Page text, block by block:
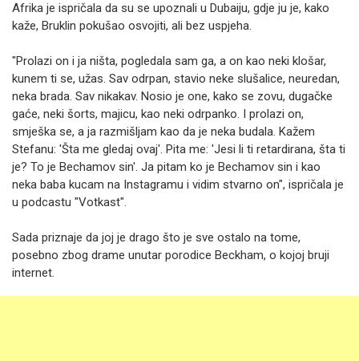
Afrika je ispričala da su se upoznali u Dubaiju, gdje ju je, kako
kaže, Bruklin pokušao osvojiti, ali bez uspjeha.
"Prolazi on i ja ništa, pogledala sam ga, a on kao neki klošar,
kunem ti se, užas. Sav odrpan, stavio neke slušalice, neuredan,
neka brada. Sav nikakav. Nosio je one, kako se zovu, dugačke
gaće, neki šorts, majicu, kao neki odrpanko. I prolazi on,
smješka se, a ja razmišljam kao da je neka budala. Kažem
Stefanu: 'Šta me gledaj ovaj'. Pita me: 'Jesi li ti retardirana, šta ti
je? To je Bechamov sin'. Ja pitam ko je Bechamov sin i kao
neka baba kucam na Instagramu i vidim stvarno on", ispričala je
u podcastu "Votkast".
Sada priznaje da joj je drago što je sve ostalo na tome,
posebno zbog drame unutar porodice Beckham, o kojoj bruji
internet.